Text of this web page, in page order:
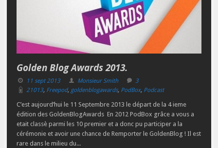
Golden Blog Awards 2013.
11 sept 2013 Monsieur Smith
3
21013, Freepod, goldenblogawards, PodBox, Podcast
C’est aujourd’hui le 11 Septembre 2013 le départ de la 4 ieme
édition des GoldenBlogAwards En 2012 PodBox grâce a vous a
etait classè parmi les 10 premier et a donc pu participer a la
cérémonie et avoir une chance de Remporter le GoldenBlog ! Il est
rare dans le milieu du...